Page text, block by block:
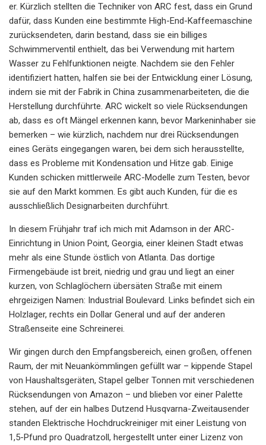
er. Kürzlich stellten die Techniker von ARC fest, dass ein Grund
dafür, dass Kunden eine bestimmte High-End-Kaffeemaschine
zurücksendeten, darin bestand, dass sie ein billiges
Schwimmerventil enthielt, das bei Verwendung mit hartem
Wasser zu Fehlfunktionen neigte. Nachdem sie den Fehler
identifiziert hatten, halfen sie bei der Entwicklung einer Lösung,
indem sie mit der Fabrik in China zusammenarbeiteten, die die
Herstellung durchführte. ARC wickelt so viele Rücksendungen
ab, dass es oft Mängel erkennen kann, bevor Markeninhaber sie
bemerken – wie kürzlich, nachdem nur drei Rücksendungen
eines Geräts eingegangen waren, bei dem sich herausstellte,
dass es Probleme mit Kondensation und Hitze gab. Einige
Kunden schicken mittlerweile ARC-Modelle zum Testen, bevor
sie auf den Markt kommen. Es gibt auch Kunden, für die es
ausschließlich Designarbeiten durchführt.
In diesem Frühjahr traf ich mich mit Adamson in der ARC-
Einrichtung in Union Point, Georgia, einer kleinen Stadt etwas
mehr als eine Stunde östlich von Atlanta. Das dortige
Firmengebäude ist breit, niedrig und grau und liegt an einer
kurzen, von Schlaglöchern übersäten Straße mit einem
ehrgeizigen Namen: Industrial Boulevard. Links befindet sich ein
Holzlager, rechts ein Dollar General und auf der anderen
Straßenseite eine Schreinerei.
Wir gingen durch den Empfangsbereich, einen großen, offenen
Raum, der mit Neuankömmlingen gefüllt war – kippende Stapel
von Haushaltsgeräten, Stapel gelber Tonnen mit verschiedenen
Rücksendungen von Amazon – und blieben vor einer Palette
stehen, auf der ein halbes Dutzend Husqvarna-Zweitausender
standen Elektrische Hochdruckreiniger mit einer Leistung von
1,5-Pfund pro Quadratzoll, hergestellt unter einer Lizenz von